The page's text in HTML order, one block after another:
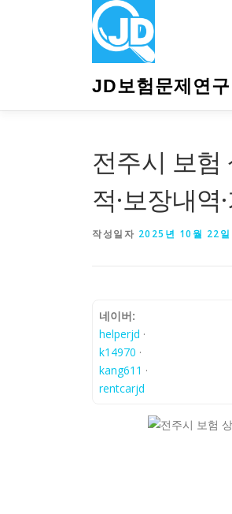
JD보험문제연구
전주시 보험
적·보장내
작성일자 2025년 10월 22일
네이버:
helperjd ·
k14970 ·
kang611 ·
rentcarjd